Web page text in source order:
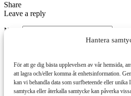
Hantera
För att ge dig bästa upplevelsen av vår hemsida,
att lagra och/eller komma åt enhetsinformation.
kan vi behandla data som surfbeteende eller
samtycka eller återkalla samtycke kan påverka
Share
Leave a reply
Name